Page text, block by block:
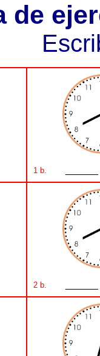
de
1 b.
2 b.